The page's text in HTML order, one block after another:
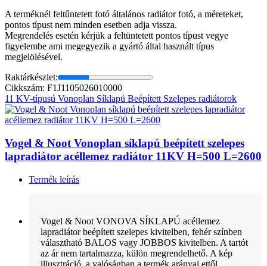
A terméknél feltűntetett fotó általános radiátor fotó, a méreteket,
pontos típust nem minden esetben adja vissza.
Megrendelés esetén kérjük a feltüntetett pontos típust vegye
figyelembe ami megegyezik a gyártó által használt típus
megjelölésével.
Raktárkészlet:
Cikkszám: F1J1105026010000
11 KV-típusú Vonoplan Síklapú Beépített Szelepes radiátorok
Vogel & Noot Vonoplan síklapú beépített szelepes
lapradiátor acéllemez radiátor 11KV H=500 L=2600
Termék leírás
Vogel & Noot VONOVA SÍKLAPÚ acéllemez
lapradiátor beépített szelepes kivitelben, fehér színben
választható BALOS vagy JOBBOS kivitelben. A tartót
az ár nem tartalmazza, külön megrendelhető. A kép
illusztráció, a valóságban a termék arányai ettől